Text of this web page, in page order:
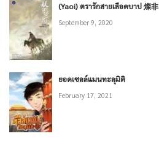
(Yaoi) ตรารักสายเลือดบาป 燦非
September 9, 2020
ยอดเซลล์แมนทะลุมิติ
February 17, 2021